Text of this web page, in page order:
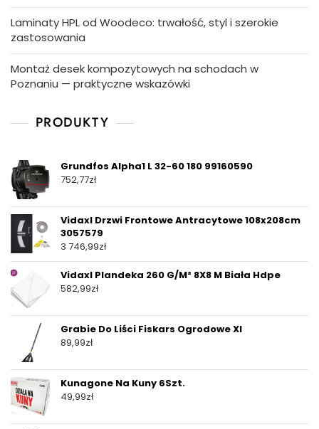
Laminaty HPL od Woodeco: trwałość, styl i szerokie
zastosowania
Montaż desek kompozytowych na schodach w
Poznaniu — praktyczne wskazówki
PRODUKTY
Grundfos Alpha1 L 32-60 180 99160590
752,77zł
Vidaxl Drzwi Frontowe Antracytowe 108x208cm
3057579
3 746,99zł
Vidaxl Plandeka 260 G/M² 8X8 M Biała Hdpe
582,99zł
Grabie Do Liści Fiskars Ogrodowe Xl
89,99zł
Kunagone Na Kuny 6Szt.
49,99zł